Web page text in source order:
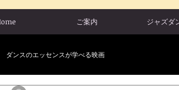
ご案内 ジャズダ
ダンスのエッセンスが学べる映画